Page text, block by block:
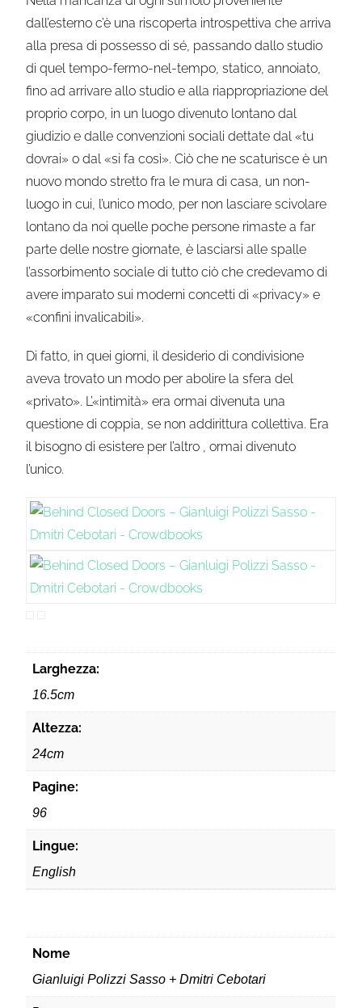
dall’esterno c’è una riscoperta introspettiva che arriva
alla presa di possesso di sé, passando dallo studio
di quel tempo-fermo-nel-tempo, statico, annoiato,
fino ad arrivare allo studio e alla riappropriazione del
proprio corpo, in un luogo divenuto lontano dal
giudizio e dalle convenzioni sociali dettate dal «tu
dovrai» o dal «si fa così». Ciò che ne scaturisce è un
nuovo mondo stretto fra le mura di casa, un non-
luogo in cui, l’unico modo, per non lasciare scivolare
lontano da noi quelle poche persone rimaste a far
parte delle nostre giornate, è lasciarsi alle spalle
l’assorbimento sociale di tutto ciò che credevamo di
avere imparato sui moderni concetti di «privacy» e
«confini invalicabili».
Di fatto, in quei giorni, il desiderio di condivisione
aveva trovato un modo per abolire la sfera del
«privato». L’«intimità» era ormai divenuta una
questione di coppia, se non addirittura collettiva. Era
il bisogno di esistere per l’altro , ormai divenuto
l’unico.
Larghezza:
16.5cm
Altezza:
24cm
Pagine:
96
Lingue:
English
Nome
Gianluigi Polizzi Sasso + Dmitri Cebotari